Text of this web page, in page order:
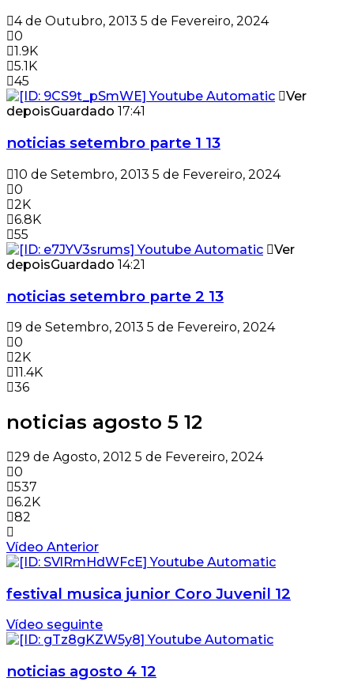
4 de Outubro, 2013 5 de Fevereiro, 2024
0
1.9K
5.1K
45
Ver
depoisGuardado 17:41
noticias setembro parte 1 13
10 de Setembro, 2013 5 de Fevereiro, 2024
0
2K
6.8K
55
Ver
depoisGuardado 14:21
noticias setembro parte 2 13
9 de Setembro, 2013 5 de Fevereiro, 2024
0
2K
11.4K
36
noticias agosto 5 12
29 de Agosto, 2012 5 de Fevereiro, 2024
0
537
6.2K
82
Vídeo Anterior
festival musica junior Coro Juvenil 12
Vídeo seguinte
noticias agosto 4 12